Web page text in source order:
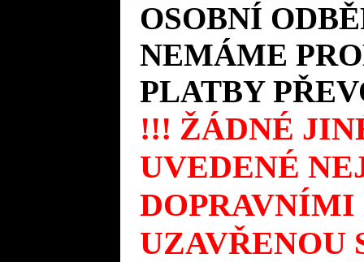
OSOBNÍ
NEMÁME
PLATBY
!!! ŽÁDNÉ
UVEDENÉ
UZAVŘENOU